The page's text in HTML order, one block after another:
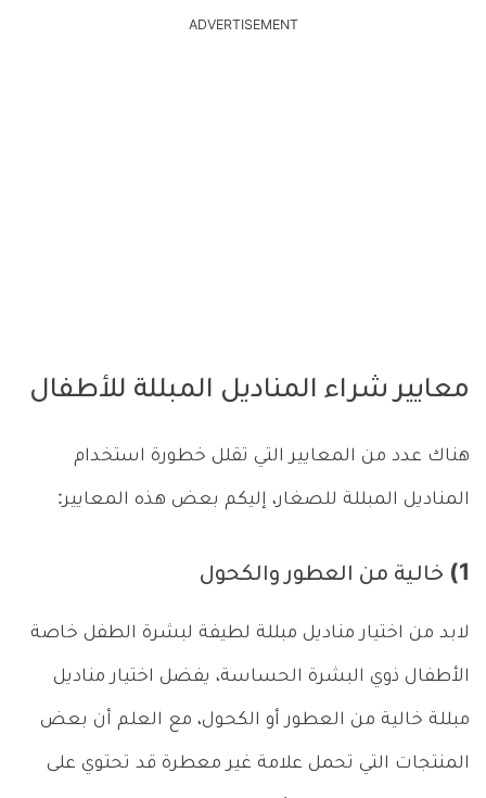
ADVERTISEMENT
معايير شراء المناديل المبللة للأطفال
هناك عدد من المعايير التي تقلل خطورة استخدام
المناديل المبللة للصغار، إليكم بعض هذه المعايير:
1) خالية من العطور والكحول
لابد من اختيار مناديل مبللة لطيفة لبشرة الطفل خاصة
الأطفال ذوي البشرة الحساسة، يفضل اختيار مناديل
مبللة خالية من العطور أو الكحول، مع العلم أن بعض
المنتجات التي تحمل علامة غير معطرة قد تحتوي على